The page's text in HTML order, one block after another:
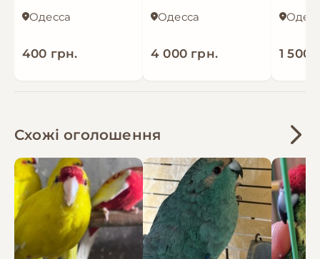
Одесса
400 грн.
Одесса
4 000 грн. 1 500
Схожі оголошення